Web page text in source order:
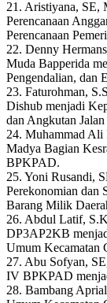
21. Aristiyana, SE,
Perencanaan
Perencanaan
22. Denny
Muda Bapperida
Pengendalian, dan
23. Faturohman,
Dishub menjadi
dan Angkutan
24. Muhammad
Madya Bagian
BPKPAD.
25. Yoni Rusandi,
Perekonomian dan
Barang Milik
26. Abdul Latif,
DP3AP2KB
Umum Kecamatan
27. Abu Sofyan,
IV BPKPAD
28. Bambang